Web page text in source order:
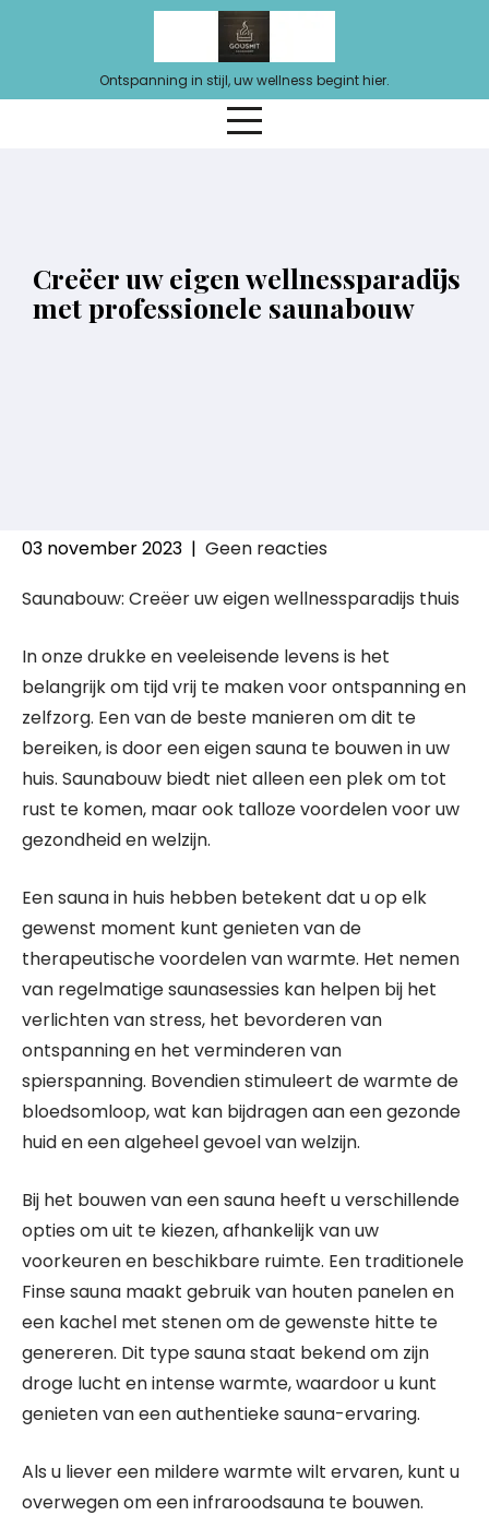
Ontspanning in stijl, uw wellness begint hier.
Creëer uw eigen wellnessparadijs
met professionele saunabouw
03 november 2023 | Geen reacties
Saunabouw: Creëer uw eigen wellnessparadijs thuis
In onze drukke en veeleisende levens is het
belangrijk om tijd vrij te maken voor ontspanning en
zelfzorg. Een van de beste manieren om dit te
bereiken, is door een eigen sauna te bouwen in uw
huis. Saunabouw biedt niet alleen een plek om tot
rust te komen, maar ook talloze voordelen voor uw
gezondheid en welzijn.
Een sauna in huis hebben betekent dat u op elk
gewenst moment kunt genieten van de
therapeutische voordelen van warmte. Het nemen
van regelmatige saunasessies kan helpen bij het
verlichten van stress, het bevorderen van
ontspanning en het verminderen van
spierspanning. Bovendien stimuleert de warmte de
bloedsomloop, wat kan bijdragen aan een gezonde
huid en een algeheel gevoel van welzijn.
Bij het bouwen van een sauna heeft u verschillende
opties om uit te kiezen, afhankelijk van uw
voorkeuren en beschikbare ruimte. Een traditionele
Finse sauna maakt gebruik van houten panelen en
een kachel met stenen om de gewenste hitte te
genereren. Dit type sauna staat bekend om zijn
droge lucht en intense warmte, waardoor u kunt
genieten van een authentieke sauna-ervaring.
Als u liever een mildere warmte wilt ervaren, kunt u
overwegen om een infraroodsauna te bouwen.